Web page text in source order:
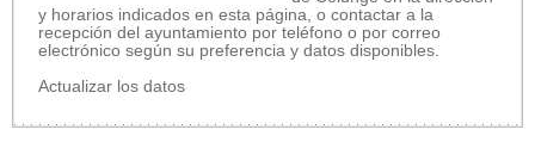
y horarios indicados en esta página, o contactar a la
recepción del ayuntamiento por teléfono o por correo
electrónico según su preferencia y datos disponibles.
Actualizar los datos